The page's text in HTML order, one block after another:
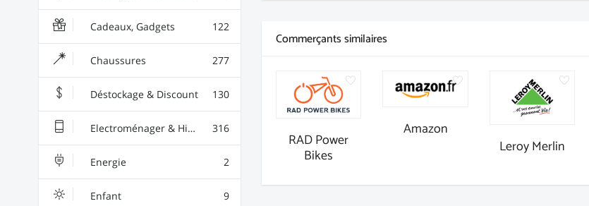
Cadeaux, Gadgets 122
Chaussures 277
Déstockage & Discount 130
Electroménager & High-Tech 316
Energie 2
Enfant 9
Commerçants similaires
RAD Power
Bikes
Amazon
Leroy Merlin